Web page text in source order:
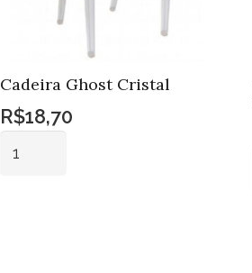
Cadeira Ghost Cristal
R$18,70